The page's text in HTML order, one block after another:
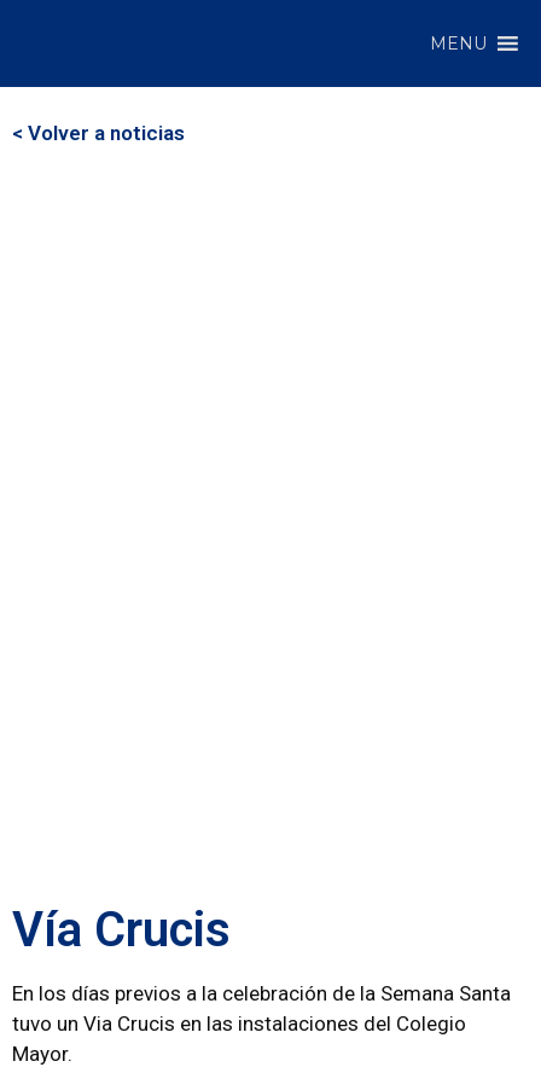
MENU
< Volver a noticias
Vía Crucis
En los días previos a la celebración de la Semana Santa
tuvo un Via Crucis en las instalaciones del Colegio
Mayor.